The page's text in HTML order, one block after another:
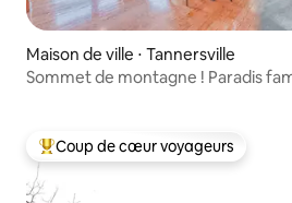
Maison de ville ⋅ Tannersville
Sommet de montagne ! Paradis
Coups de cœur voyageurs les plus
Coup de cœur voyageurs